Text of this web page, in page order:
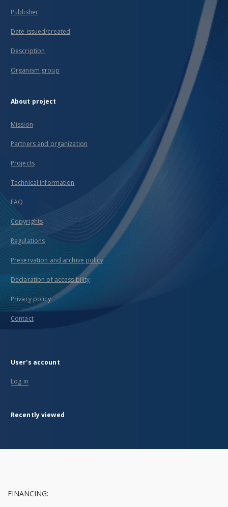
Publisher
Date issued/created
Description
Organism group
About project
Mission
Partners and organization
Projects
Technical information
FAQ
Copyrights
Regulations
Preservation and archive policy
Declaration of accessibility
Privacy policy
Contact
User's account
Log in
Recently viewed
FINANCING: